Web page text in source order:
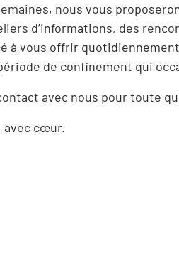
nous vous
d’informations, des
à vous offrir
de confinement qui
avec nous pour toute
avec cœur.